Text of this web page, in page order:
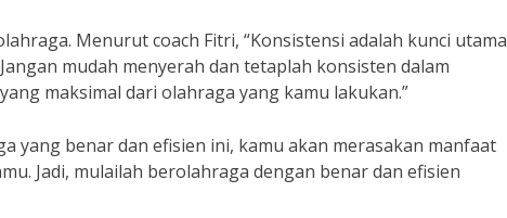
Menurut coach Fitri, “Konsistensi adalah kunci utama
mudah menyerah dan tetaplah konsisten dalam
maksimal dari olahraga yang kamu lakukan.”
yang benar dan efisien ini, kamu akan merasakan manfaat
Jadi, mulailah berolahraga dengan benar dan efisien